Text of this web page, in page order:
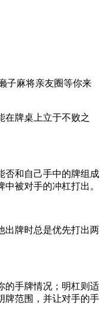
子麻将亲友圈等你来
在牌桌上立于不败之
否和自己手中的牌组成
被对手的冲杠打出。
出牌时总是优先打出两
的手牌情况；明杠则适
牌范围，并让对手的手